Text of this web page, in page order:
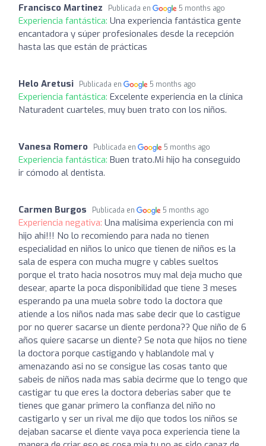
Francisco Martinez Publicada en 5 months ago
Experiencia fantástica: Una experiencia fantástica gente
encantadora y súper profesionales desde la recepción
hasta las que están de prácticas
Helo Aretusi Publicada en 5 months ago
Experiencia fantástica: Excelente experiencia en la clínica
Naturadent cuarteles, muy buen trato con los niños.
Vanesa Romero Publicada en 5 months ago
Experiencia fantástica: Buen trato.Mi hijo ha conseguido
ir cómodo al dentista.
Carmen Burgos Publicada en 5 months ago
Experiencia negativa: Una malisima experiencia con mi
hijo ahi!!! No lo recomiendo para nada no tienen
especialidad en niños lo unico que tienen de niños es la
sala de espera con mucha mugre y cables sueltos
porque el trato hacia nosotros muy mal deja mucho que
desear, aparte la poca disponibilidad que tiene 3 meses
esperando pa una muela sobre todo la doctora que
atiende a los niños nada mas sabe decir que lo castigue
por no querer sacarse un diente perdona?? Que niño de 6
años quiere sacarse un diente? Se nota que hijos no tiene
la doctora porque castigando y hablandole mal y
amenazando asi no se consigue las cosas tanto que
sabeis de niños nada mas sabia decirme que lo tengo que
castigar tu que eres la doctora deberias saber que te
tienes que ganar primero la confianza del niño no
castigarlo y ser un rival me dijo que todos los niños se
dejaban sacarse el diente vaya poca experiencia tiene la